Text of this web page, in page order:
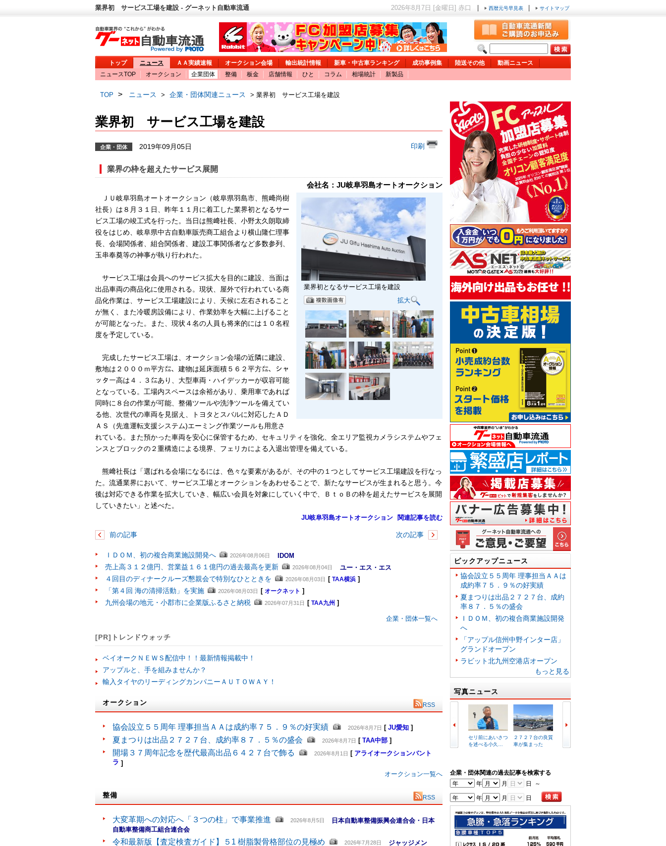
業界初 サービス工場を建設 - グーネット自動車流通 2026年8月7日 [金曜日] 赤口 西暦元号早見表 サイトマップ
トップ ニュース ＡＡ実績速報 オークション会場 輸出統計情報 新車・中古車ランキング 成功事例集 陸送その他
動画ニュース
ニュースTOP
オークション 企業団体 整備 板金 店舗情報 ひと コラム 相場統計 新製品
TOP > ニュース > 企業・団体関連ニュース > 業界初 サービス工場を建設
業界初 サービス工場を建設
企業・団体 2019年09月05日 印刷
業界の枠を超えたサービス展開
会社名：JU岐阜羽島オートオークション
業界初となるサービス工場を建設
拡大
ＪＵ岐阜羽島オートオークション（岐阜県羽島市、熊﨑尚樹
社長）は８月３１日、昨年１１月に着工した業界初となるサー
ビス工場の竣工式を行った。当日は熊﨑社長、小野太久朗取締
役をはじめ、岐阜県中古自動車販売商工組合より横山隆仁理事
長、会場関係者、組合関係者、建設工事関係者など多数参列、
玉串奉奠等の神事が執り行われた。
サービス工場は会員へのサービス拡大を目的に建設、当面は
出品車両の商品化に使用される。現状、屋外で行われている商
品化作業は、サービス工場建設により、天候に左右されること
が無く、また冷暖房設備により、作業効率を大幅に上げること
が可能となった。また、現状４名の人員も将来的には１０名程
度を予定している。
完成したサービス工場は、オークション会場の近隣に建設、
敷地は２０００ｍ平方㍍、建物は延床面積５６２平方㍍、シャ
ッター高は４．３㍍あり、大型車両・ハイデッカーが収容可能
となっている。工場内スペースは余裕があり、乗用車であれば
同時に８台の作業が可能、整備ツールや洗浄ツールを備えてい
る他、次世代の車両を見据え、トヨタとスバルに対応したＡＤ
ＡＳ（先進運転支援システム)エーミング作業ツールも用意さ
れている。また預かった車両を安心に保管するため、セキュリティを強化、全エリア監視カメラシステムやフェ
ンスとブロックの２重構造による境界、フェリカによる入退出管理を備えている。
熊﨑社長は「選ばれる会場になるには、色々な要素があるが、その中の１つとしてサービス工場建設を行なっ
た。流通業界において、サービス工場とオークションをあわせることで、新たなサービスが生まれると思う。今
後は対応できる作業を拡大していき、幅広い会員を対象にしていく中で、ＢｔｏＢの枠を超えたサービスを展開
していきたい」と述べた。
JU岐阜羽島オートオークション 関連記事を読む
前の記事 次の記事
ＩＤＯＭ、初の複合商業施設開発へ 2026年08月06日 IDOM
売上高３１２億円、営業益１６１億円の過去最高を更新 2026年08月04日 ユー・エス・エス
４回目のディナークルーズ懇親会で特別なひとときを 2026年08月03日 [ TAA横浜 ]
「第４回 海の清掃活動」を実施 2026年08月03日 [ オークネット ]
九州会場の地元・小郡市に企業版ふるさと納税 2026年07月31日 [ TAA九州 ]
企業・団体一覧へ
[PR]トレンドウォッチ
ベイオークＮＥＷＳ配信中！！最新情報掲載中！
アップルと、手を組みませんか？
輸入タイヤのリーディングカンパニーＡＵＴＯＷＡＹ！
オークション RSS
協会設立５５周年 理事担当ＡＡは成約率７５．９％の好実績 2026年8月7日 [ JU愛知 ]
夏まつりは出品２７２７台、成約率８７．５％の盛会 2026年8月7日 [ TAA中部 ]
開場３７周年記念を歴代最高出品６４２７台で飾る 2026年8月1日 [ アライオークションバント
ラ ]
オークション一覧へ
整備 RSS
大変革期への対応へ「３つの柱」で事業推進 2026年8月5日 日本自動車整備振興会連合会・日本
自動車整備商工組合連合会
令和最新版【査定検査ガイド】５1 樹脂製骨格部位の見極め
2026年7月28日 ジャッジメン
ピックアップニュース
協会設立５５周年 理事担当ＡＡは
成約率７５．９％の好実績
夏まつりは出品２７２７台、成約
率８７．５％の盛会
ＩＤＯＭ、初の複合商業施設開発
へ
「アップル信州中野インター店」
グランドオープン
ラビット北九州空港店オープン
もっと見る
写真ニュース
セリ前にあいさつ
を述べる小久…
２７２７台の良質
車が集まった
企業・団体関連の過去記事を検索する
年
月 日 ～
年 月 日